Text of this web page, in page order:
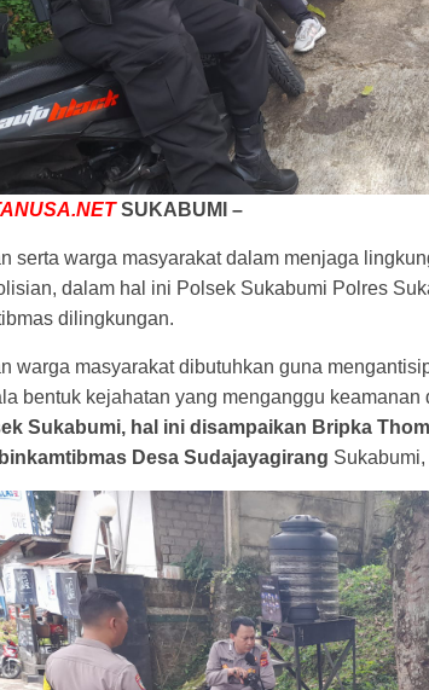
SUKABUMI –
serta warga masyarakat dalam menjaga
dalam hal ini Polsek Sukabumi Polres
dilingkungan.
warga masyarakat dibutuhkan guna
bentuk kejahatan yang menganggu
Sukabumi, hal ini disampaikan Bripka
Desa Sudajayagirang